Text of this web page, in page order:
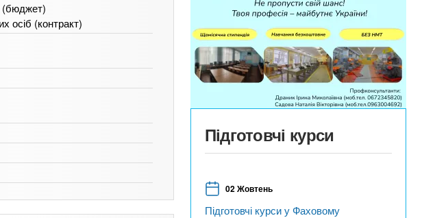
(бюджет)
осіб (контракт)
Підготовчі курси
02 Жовтень
Підготовчі курси у Фаховому